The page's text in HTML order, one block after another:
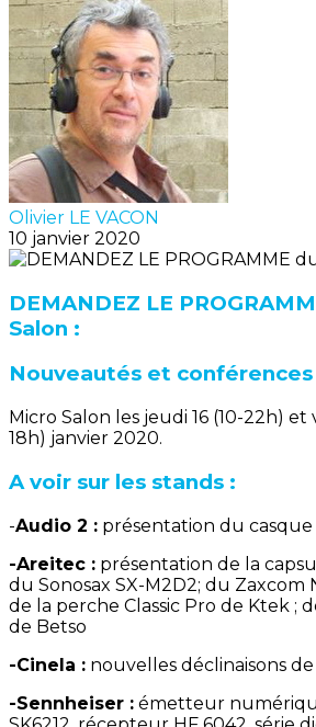
Olivier LE VACON
10 janvier 2020
DEMANDEZ LE
Salon :
Nouveautés et conférences
Micro Salon les jeudi 16 (10-22h) et
18h) janvier 2020.
A voir sur les stands :
-Audio 2 : présentation du casque
-Areitec : présentation de la
du Sonosax SX-M2D2; du Zaxcom
de la perche Classic Pro de Ktek ;
de Betso
-Cinela : nouvelles déclinaisons
-Sennheiser : émetteur